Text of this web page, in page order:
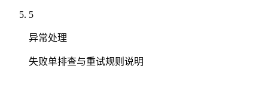
5
异常处理
失败单排查与重试规则说明